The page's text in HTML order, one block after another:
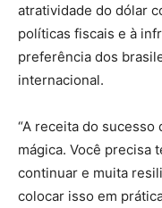
atratividade do dólar
políticas fiscais e à
preferência dos
internacional.
“A receita do
mágica. Você precisa
continuar e muita
colocar isso em